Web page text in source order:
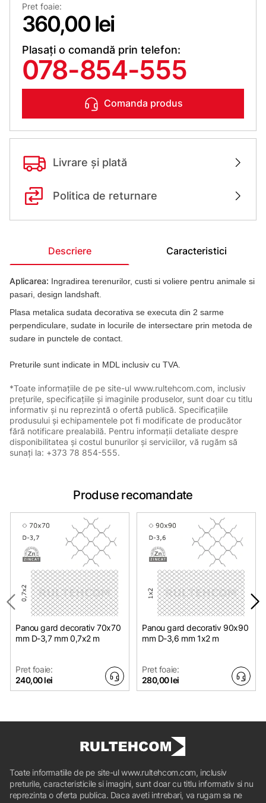
Pret foaie:
360,00 lei
Plasați o comandă prin telefon:
078-854-555
Comanda produs
Livrare și plată
Politica de returnare
Descriere Caracteristici
Aplicarea: Ingradirea terenurilor, custi si voliere pentru animale si
pasari, design landshaft.
Plasa metalica sudata decorativa se executa din 2 sarme
perpendiculare, sudate in locurile de intersectare prin metoda de
sudare in punctele de contact.
Preturile sunt indicate in MDL inclusiv cu TVA.
*Toate informațiile de pe site-ul www.rultehcom.com, inclusiv
prețurile, specificațiile și imaginile produselor, sunt doar cu titlu
informativ și nu reprezintă o ofertă publică. Specificațiile
produsului și echipamentele pot fi modificate de producător
fără notificare prealabilă. Pentru informații detaliate despre
disponibilitatea și costul bunurilor și serviciilor, vă rugăm să
sunați la: +373 78 854-555.
Produse recomandate
Panou gard decorativ 70x70
mm D-3,7 mm 0,7х2 m
Pret foaie:
240,00 lei
Panou gard decorativ 90x90
mm D-3,6 mm 1х2 m
Pret foaie:
280,00 lei
Toate informatiile de pe site-ul www.rultehcom.com, inclusiv
preturile, caracteristicile si imagini, sunt doar cu titlu informativ si nu
reprezinta o oferta publica. Daca aveti intrebari, va rugam sa ne